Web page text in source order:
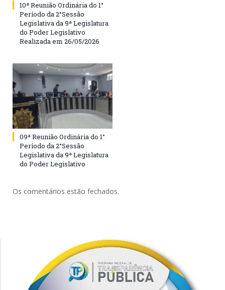
10ª Reunião Ordinária do 1°
Período da 2°Sessão
Legislativa da 9ª Legislatura
do Poder Legislativo
Realizada em 26/05/2026
09ª Reunião Ordinária do 1°
Período da 2°Sessão
Legislativa da 9ª Legislatura
do Poder Legislativo
Os comentários estão fechados.